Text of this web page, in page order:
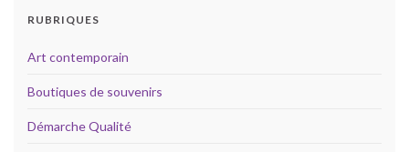
RUBRIQUES
Art contemporain
Boutiques de souvenirs
Démarche Qualité